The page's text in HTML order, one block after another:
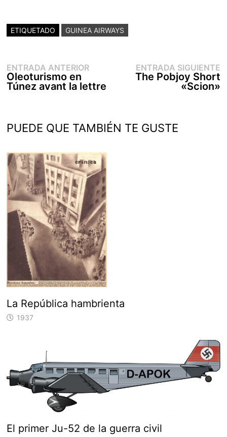
ETIQUETADO GUINEA AIRWAYS
Navegación
de
entradas
ENTRADA ANTERIOREntrada
Oleoturismo en
Túnez avant la lettre
ENTRADA SIGUIENTE
The Pobjoy Short
«Scion»
PUEDE QUE TAMBIÉN TE GUSTE
La República hambrienta
1937
El primer Ju-52 de la guerra civil